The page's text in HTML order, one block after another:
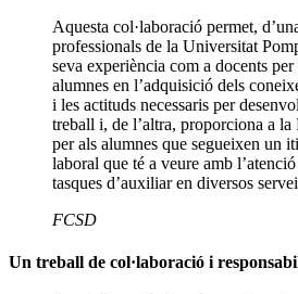
Aquesta col·laboració permet,
professionals de la Universitat
seva experiència com a docents
alumnes en l’adquisició dels
i les actituds necessaris per
treball i, de l’altra, proporciona a la
per als alumnes que segueixen un
laboral que té a veure amb
tasques d’auxiliar en diversos
FCSD
Un treball de col·laboració i